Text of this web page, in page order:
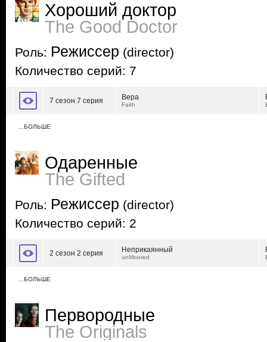
Хороший доктор
The Good Doctor
Роль: Режиссер (director)
Количество серий: 7
7 сезон 7 серия Вера
Faith
…БОЛЬШЕ
Одаренные
The Gifted
Роль: Режиссер (director)
Количество серий: 2
2 сезон 2 серия Неприкаянный
unMoored
…БОЛЬШЕ
Первородные
The Originals